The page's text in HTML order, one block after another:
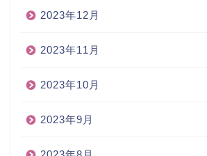
2023年12月
2023年11月
2023年10月
2023年9月